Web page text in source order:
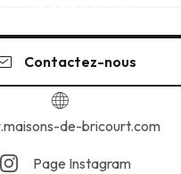
Contactez-nous
de-bricourt.com
Page Instagram